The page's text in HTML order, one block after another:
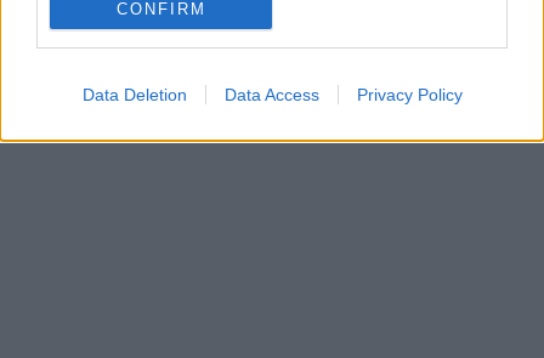
CONFIRM
Data Deletion Data Access Privacy Policy